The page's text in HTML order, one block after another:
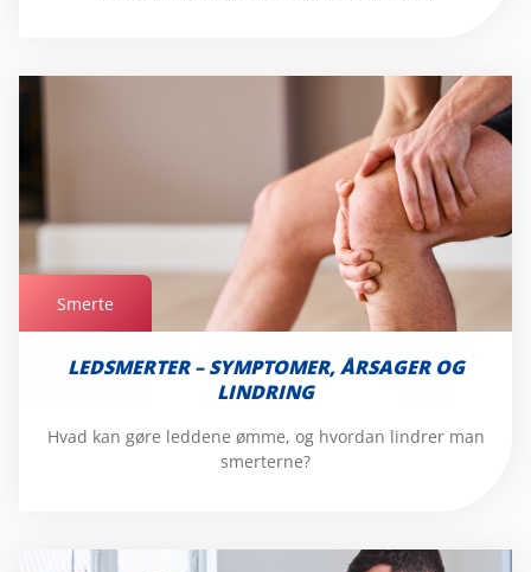
Smerte
Smerte
LEDSMERTER – SYMPTOMER, ÅRSAGER OG
LINDRING
Hvad kan gøre leddene ømme, og hvordan lindrer man
smerterne?